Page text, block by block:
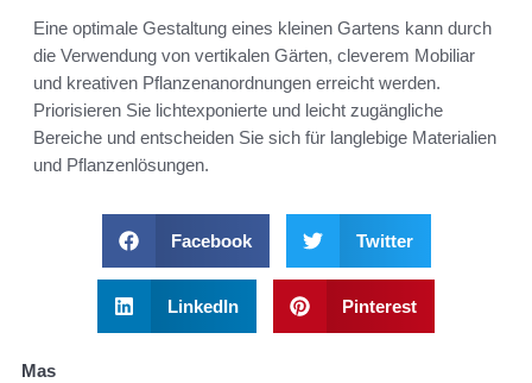
Eine optimale Gestaltung eines kleinen Gartens kann durch
die Verwendung von vertikalen Gärten, cleverem Mobiliar
und kreativen Pflanzenanordnungen erreicht werden.
Priorisieren Sie lichtexponierte und leicht zugängliche
Bereiche und entscheiden Sie sich für langlebige Materialien
und Pflanzenlösungen.
Facebook Twitter
LinkedIn Pinterest
Mas